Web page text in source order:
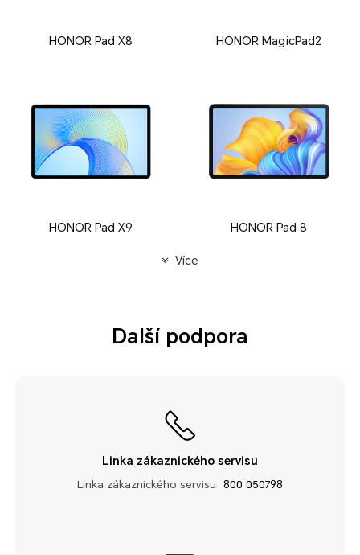
HONOR Pad X8 HONOR MagicPad2
HONOR Pad X9 HONOR Pad 8
Více
Další podpora
Linka zákaznického servisu
Linka zákaznického servisu 800 050798